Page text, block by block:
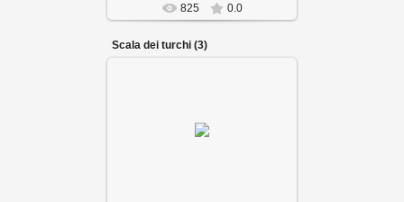
825 0.0
Scala dei turchi (3)